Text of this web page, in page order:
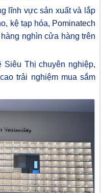
lĩnh vực sản xuất và lắp
kệ tạp hóa, Pominatech
nghìn cửa hàng trên
Siêu Thị chuyên nghiệp,
trải nghiệm mua sắm